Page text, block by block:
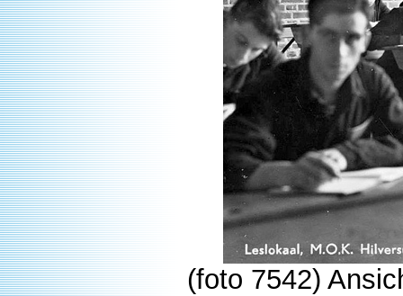
(foto 7542)